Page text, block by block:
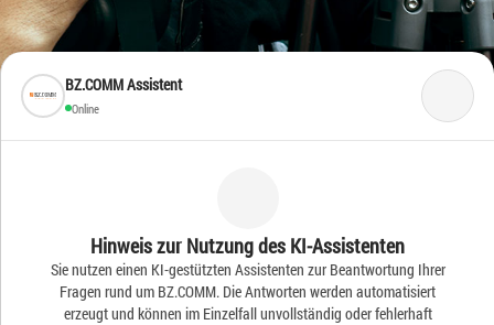
BZ.COMM Assistent
Online
Hinweis zur Nutzung des KI-Assistenten
Sie nutzen einen KI-gestützten Assistenten zur Beantwortung Ihrer
Fragen rund um BZ.COMM. Die Antworten werden automatisiert
erzeugt und können im Einzelfall unvollständig oder fehlerhaft
Frische Ideen – Frische
News